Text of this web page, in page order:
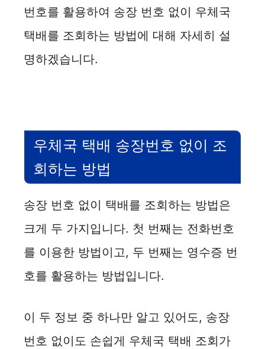
번호를 활용하여 송장 번호 없이 우체국
택배를 조회하는 방법에 대해 자세히 설
명하겠습니다.
우체국 택배 송장번호 없이 조
회하는 방법
송장 번호 없이 택배를 조회하는 방법은
크게 두 가지입니다. 첫 번째는 전화번호
를 이용한 방법이고, 두 번째는 영수증 번
호를 활용하는 방법입니다.
이 두 정보 중 하나만 알고 있어도, 송장
번호 없이도 손쉽게 우체국 택배 조회가